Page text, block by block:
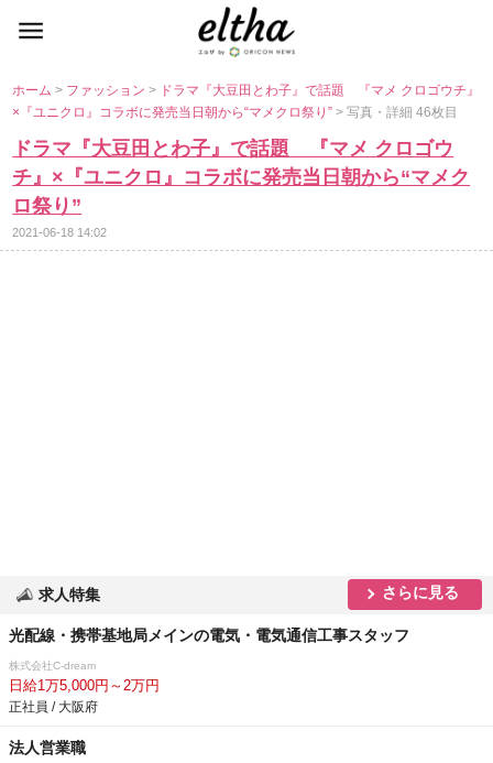
ホーム> ファッション> ドラマ『大豆田とわ子』で話題 『マメ クロゴウチ』
×『ユニクロ』コラボに発売当日朝から“マメクロ祭り”> 写真・詳細 46枚目
ドラマ『大豆田とわ子』で話題 『マメ クロゴウ
チ』×『ユニクロ』コラボに発売当日朝から“マメク
ロ祭り”
2021-06-18 14:02
求人特集 さらに見る
光配線・携帯基地局メインの電気・電気通信工事スタッフ
株式会社C-dream
日給1万5,000円～2万円
正社員 / 大阪府
法人営業職